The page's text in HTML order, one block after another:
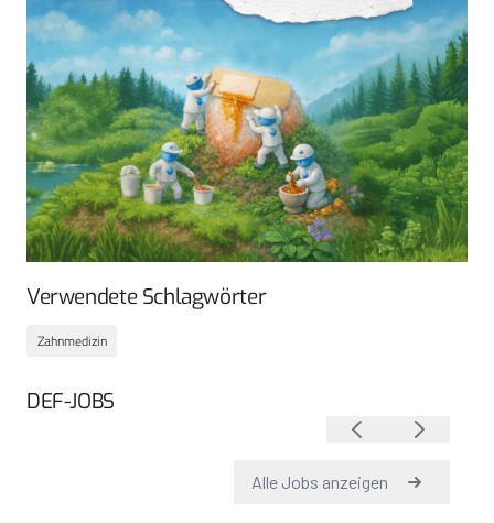
Verwendete Schlagwörter
Zahnmedizin
DEF-JOBS